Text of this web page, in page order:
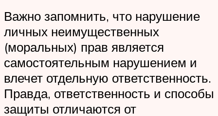
Важно запомнить, что нарушение
личных неимущественных
(моральных) прав является
самостоятельным нарушением и
влечет отдельную ответственность.
Правда, ответственность и способы
защиты отличаются от